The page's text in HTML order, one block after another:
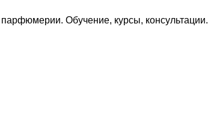
Обучение, курсы, консультации.